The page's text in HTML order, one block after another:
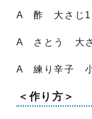
A 酢 大さじ1
A さとう 大
A 練り辛子 小
＜作り方＞